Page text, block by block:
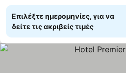
Επιλέξτε ημερομηνίες, για να
δείτε τις ακριβείς τιμές